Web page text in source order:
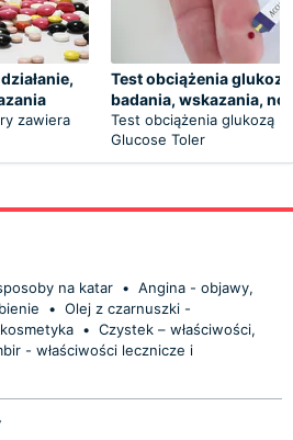
zawiera
Test obciążenia
badania, wskazania,
Test obciążenia glukozą
Glucose Toler
na katar • Angina - objawy,
• Olej z czarnuszki -
• Czystek – właściwości,
- właściwości lecznicze i